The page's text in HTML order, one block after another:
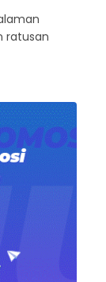
ratusan